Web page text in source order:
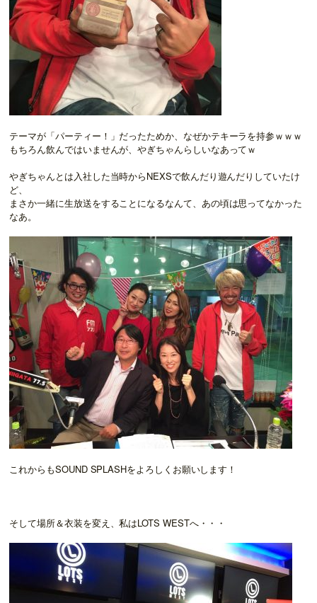
テーマが「パーティー！」だったためか、なぜかテキーラを持参ｗｗｗ
もちろん飲んではいませんが、やぎちゃんらしいなあってｗ
やぎちゃんとは入社した当時からNEXSで飲んだり遊んだりしていたけ
ど、
まさか一緒に生放送をすることになるなんて、あの頃は思ってなかった
なあ。
これからもSOUND SPLASHをよろしくお願いします！
そして場所＆衣装を変え、私はLOTS WESTへ・・・